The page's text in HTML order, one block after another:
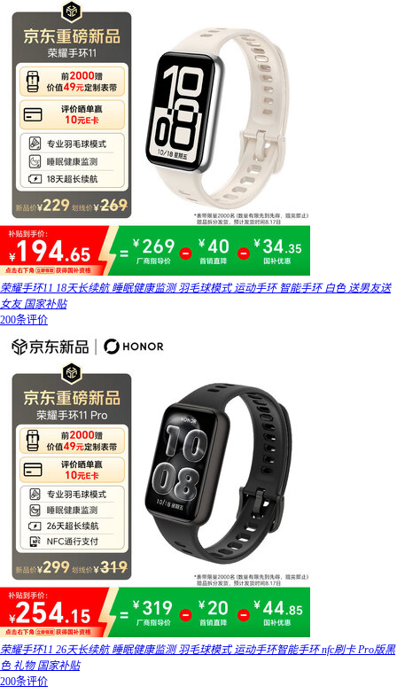
荣耀手环11 18天长续航 睡眠健康监测 羽毛球模式 运动手环 智能手环 白色 送男友送
女友 国家补贴
200条评价
荣耀手环11 26天长续航 睡眠健康监测 羽毛球模式 运动手环智能手环 nfc刷卡 Pro版黑
色 礼物 国家补贴
200条评价